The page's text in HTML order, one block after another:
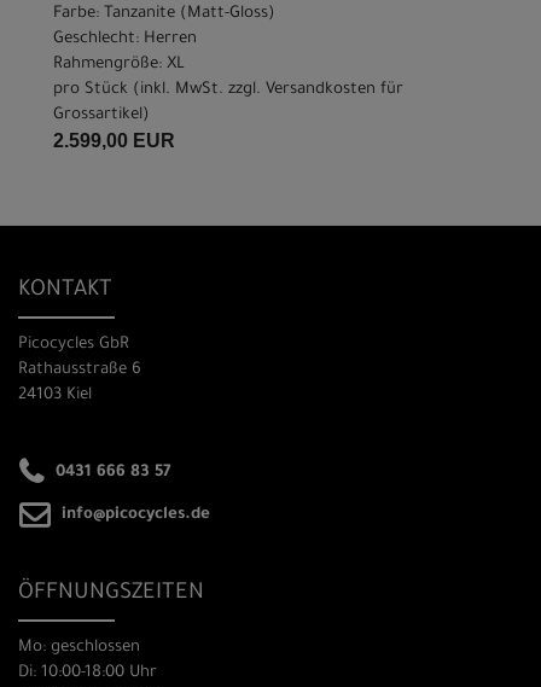
Farbe: Tanzanite (Matt-Gloss)
Geschlecht: Herren
Rahmengröße: XL
pro Stück (inkl. MwSt. zzgl. Versandkosten für
Grossartikel)
2.599,00 EUR
KONTAKT
Picocycles GbR
Rathausstraße 6
24103 Kiel
0431 666 83 57
info@picocycles.de
ÖFFNUNGSZEITEN
Mo: geschlossen
Di: 10:00-18:00 Uhr